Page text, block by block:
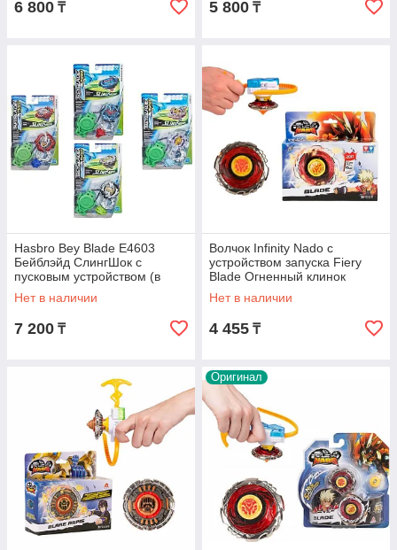
6 800 ₸ 5 800 ₸
Hasbro Bey Blade E4603
Бейблэйд СлингШок с
пусковым устройством (в
ассортименте)
Нет в наличии
7 200 ₸
Волчок Infinity Nado с
устройством запуска Fiery
Blade Огненный клинок
Нет в наличии
4 455 ₸
Оригинал